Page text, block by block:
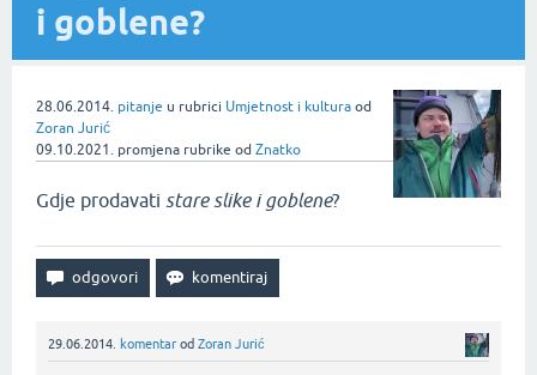
i goblene?
28.06.2014. pitanje u rubrici Umjetnost i kultura od
Zoran Jurić
09.10.2021. promjena rubrike od Znatko
Gdje prodavati stare slike i goblene?
29.06.2014. komentar od Zoran Jurić